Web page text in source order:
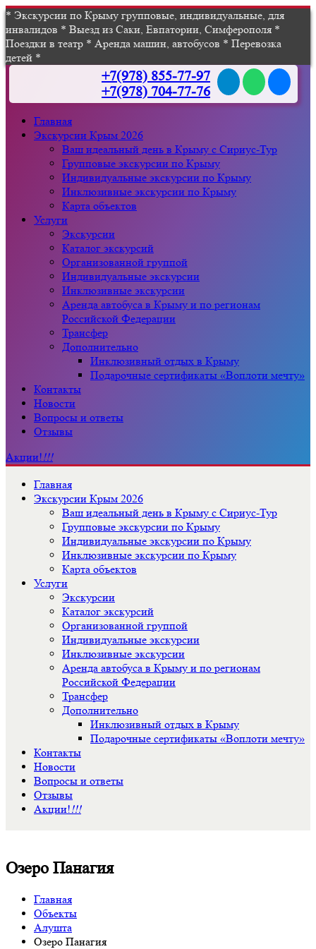
* Экскурсии по Крыму групповые, индивидуальные, для
инвалидов * Выезд из Саки, Евпатории, Симферополя *
Поездки в театр * Аренда машин, автобусов * Перевозка
детей *
+7(978) 855-77-97
+7(978) 704-77-76
Главная
Экскурсии Крым 2026
Ваш идеальный день в Крыму с Сириус-Тур
Групповые экскурсии по Крыму
Индивидуальные экскурсии по Крыму
Инклюзивные экскурсии по Крыму
Карта объектов
Услуги
Экскурсии
Каталог экскурсий
Организованной группой
Индивидуальные экскурсии
Инклюзивные экскурсии
Аренда автобуса в Крыму и по регионам
Российской Федерации
Трансфер
Дополнительно
Инклюзивный отдых в Крыму
Подарочные сертификаты «Воплоти мечту»
Контакты
Новости
Вопросы и ответы
Отзывы
Акции!!!!
Главная
Экскурсии Крым 2026
Ваш идеальный день в Крыму с Сириус-Тур
Групповые экскурсии по Крыму
Индивидуальные экскурсии по Крыму
Инклюзивные экскурсии по Крыму
Карта объектов
Услуги
Экскурсии
Каталог экскурсий
Организованной группой
Индивидуальные экскурсии
Инклюзивные экскурсии
Аренда автобуса в Крыму и по регионам
Российской Федерации
Трансфер
Дополнительно
Инклюзивный отдых в Крыму
Подарочные сертификаты «Воплоти мечту»
Контакты
Новости
Вопросы и ответы
Отзывы
Акции!!!!
Озеро Панагия
Главная
Объекты
Алушта
Озеро Панагия